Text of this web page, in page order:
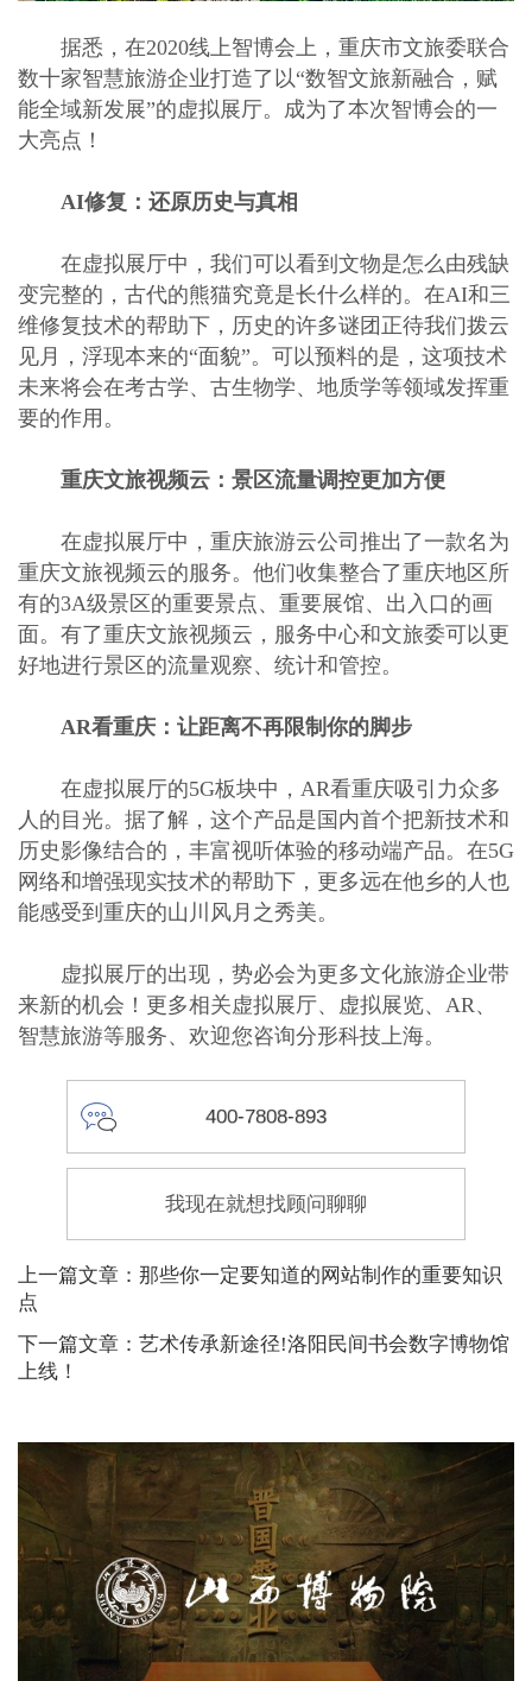
据悉，在2020线上智博会上，重庆市文旅委联合
数十家智慧旅游企业打造了以“数智文旅新融合，赋
能全域新发展”的虚拟展厅。成为了本次智博会的一
大亮点！
AI修复：还原历史与真相
在虚拟展厅中，我们可以看到文物是怎么由残缺
变完整的，古代的熊猫究竟是长什么样的。在AI和三
维修复技术的帮助下，历史的许多谜团正待我们拨云
见月，浮现本来的“面貌”。可以预料的是，这项技术
未来将会在考古学、古生物学、地质学等领域发挥重
要的作用。
重庆文旅视频云：景区流量调控更加方便
在虚拟展厅中，重庆旅游云公司推出了一款名为
重庆文旅视频云的服务。他们收集整合了重庆地区所
有的3A级景区的重要景点、重要展馆、出入口的画
面。有了重庆文旅视频云，服务中心和文旅委可以更
好地进行景区的流量观察、统计和管控。
AR看重庆：让距离不再限制你的脚步
在虚拟展厅的5G板块中，AR看重庆吸引力众多
人的目光。据了解，这个产品是国内首个把新技术和
历史影像结合的，丰富视听体验的移动端产品。在5G
网络和增强现实技术的帮助下，更多远在他乡的人也
能感受到重庆的山川风月之秀美。
虚拟展厅的出现，势必会为更多文化旅游企业带
来新的机会！更多相关虚拟展厅、虚拟展览、AR、
智慧旅游等服务、欢迎您咨询分形科技上海。
400-7808-893
我现在就想找顾问聊聊
上一篇文章：那些你一定要知道的网站制作的重要知识
点
下一篇文章：艺术传承新途径!洛阳民间书会数字博物馆
上线！
山西博物院
文化艺术 博物馆 博物馆网站建设 智慧博物馆